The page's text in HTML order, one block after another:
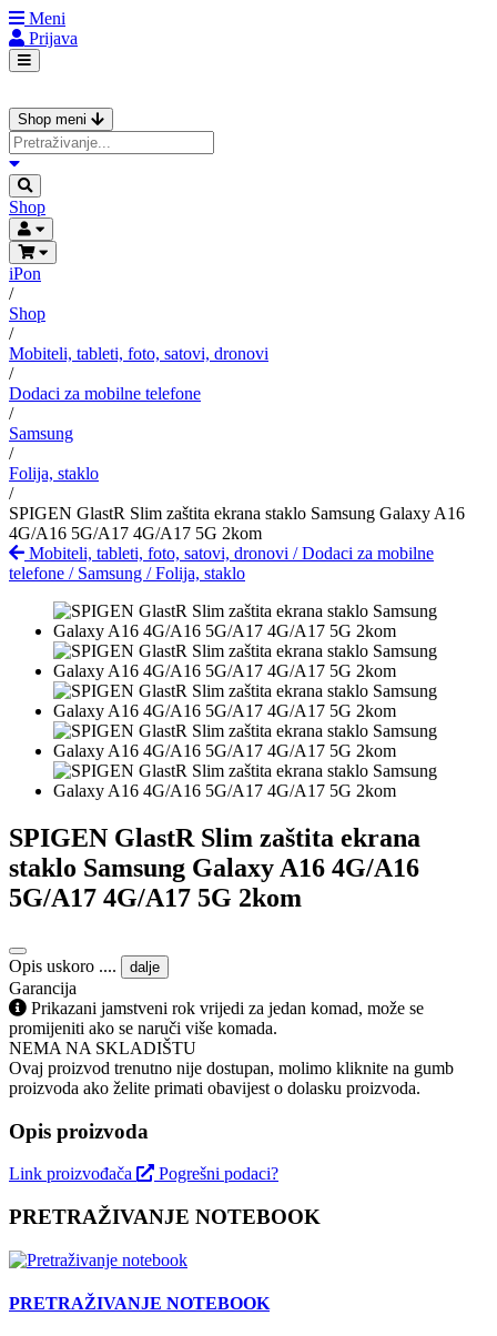
Meni
Prijava
Shop meni
Shop
iPon
/
Shop
/
Mobiteli, tableti, foto, satovi, dronovi
/
Dodaci za mobilne telefone
/
Samsung
/
Folija, staklo
/
SPIGEN GlastR Slim zaštita ekrana staklo Samsung Galaxy A16
4G/A16 5G/A17 4G/A17 5G 2kom
Mobiteli, tableti, foto, satovi, dronovi /Dodaci za mobilne
telefone / Samsung /Folija, staklo
SPIGEN GlastR Slim zaštita ekrana
staklo Samsung Galaxy A16 4G/A16
5G/A17 4G/A17 5G 2kom
Opis uskoro .... dalje
Garancija
Prikazani jamstveni rok vrijedi za jedan komad, može se
promijeniti ako se naruči više komada.
NEMA NA SKLADIŠTU
Ovaj proizvod trenutno nije dostupan, molimo kliknite na gumb
proizvoda ako želite primati obavijest o dolasku proizvoda.
Opis proizvoda
Link proizvođača Pogrešni podaci?
PRETRAŽIVANJE NOTEBOOK
PRETRAŽIVANJE NOTEBOOK